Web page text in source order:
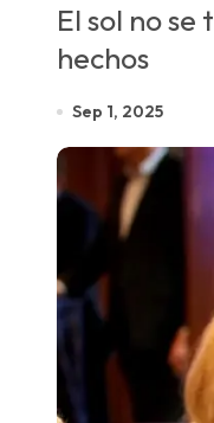
El sol no
hechos
Sep 1, 2025